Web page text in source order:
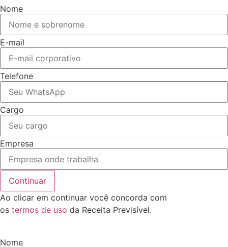
Nome
E-mail
Telefone
Cargo
Empresa
Continuar
Ao clicar em continuar você concorda com
os termos de uso da Receita Previsível.
Nome